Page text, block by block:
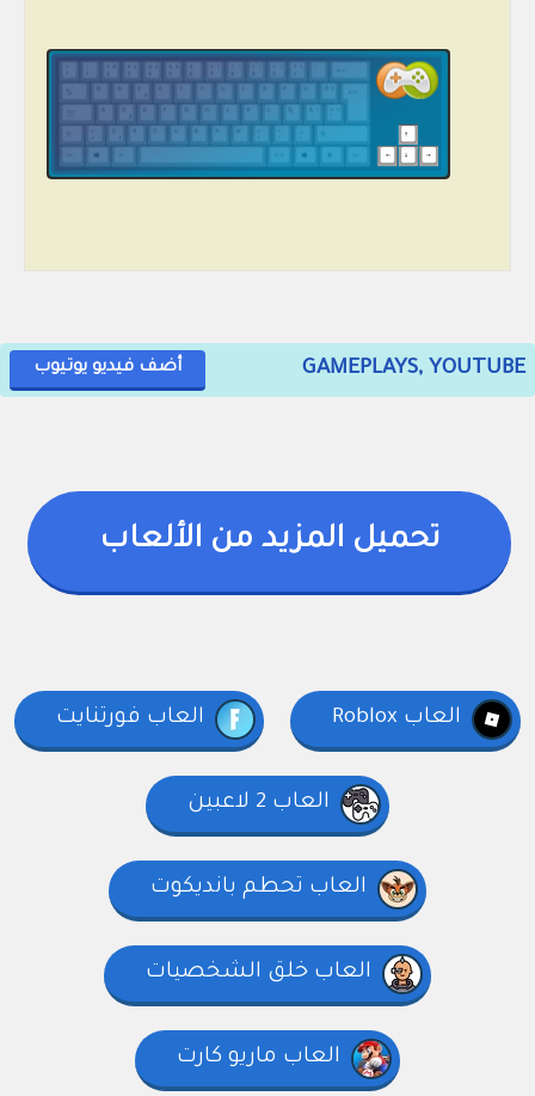
GAMEPLAYS, YOUTUBE أضف فيديو يوتيوب
تحميل المزيد من الألعاب
العاب Roblox العاب فورتنايت
العاب 2 لاعبين
العاب تحطم بانديكوت
العاب خلق الشخصيات
العاب ماريو كارت